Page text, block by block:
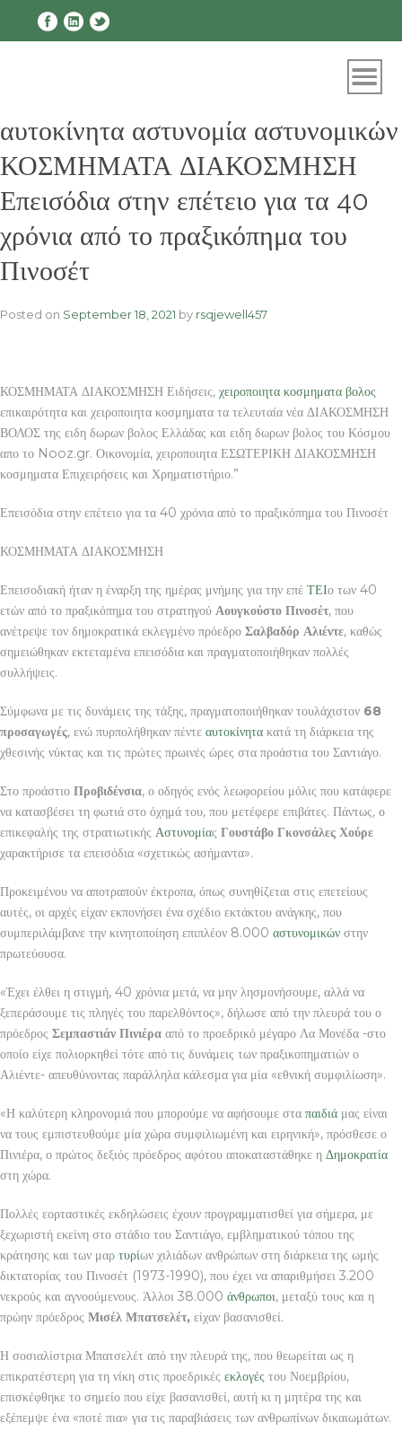
αυτοκίνητα αστυνομία αστυνομικών
ΚΟΣΜΗΜΑΤΑ ΔΙΑΚΟΣΜΗΣΗ
Επεισόδια στην επέτειο για τα 40
χρόνια από το πραξικόπημα του
Πινοσέτ
Posted on September 18, 2021 by rsqjewell457
ΚΟΣΜΗΜΑΤΑ ΔΙΑΚΟΣΜΗΣΗ Ειδήσεις, χειροποιητα κοσμηματα βολος
επικαιρότητα και χειροποιητα κοσμηματα τα τελευταία νέα ΔΙΑΚΟΣΜΗΣΗ
ΒΟΛΟΣ της ειδη δωρων βολος Ελλάδας και ειδη δωρων βολος του Κόσμου
απο το Nooz.gr. Οικονομία, χειροποιητα ΕΣΩΤΕΡΙΚΗ ΔΙΑΚΟΣΜΗΣΗ
κοσμηματα Επιχειρήσεις και Χρηματιστήριο.”
Επεισόδια στην επέτειο για τα 40 χρόνια από το πραξικόπημα του Πινοσέτ
ΚΟΣΜΗΜΑΤΑ ΔΙΑΚΟΣΜΗΣΗ
Επεισοδιακή ήταν η έναρξη της ημέρας μνήμης για την επέ ΤΕΙο των 40
ετών από το πραξικόπημα του στρατηγού Αουγκούστο Πινοσέτ, που
ανέτρεψε τον δημοκρατικά εκλεγμένο πρόεδρο Σαλβαδόρ Αλιέντε, καθώς
σημειώθηκαν εκτεταμένα επεισόδια και πραγματοποιήθηκαν πολλές
συλλήψεις.
Σύμφωνα με τις δυνάμεις της τάξης, πραγματοποιήθηκαν τουλάχιστον 68
προσαγωγές, ενώ πυρπολήθηκαν πέντε αυτοκίνητα κατά τη διάρκεια της
χθεσινής νύκτας και τις πρώτες πρωινές ώρες στα προάστια του Σαντιάγο.
Στο προάστιο Προβιδένσια, ο οδηγός ενός λεωφορείου μόλις που κατάφερε
να κατασβέσει τη φωτιά στο όχημά του, που μετέφερε επιβάτες. Πάντως, ο
επικεφαλής της στρατιωτικής Αστυνομίας Γουστάβο Γκονσάλες Χούρε
χαρακτήρισε τα επεισόδια «σχετικώς ασήμαντα».
Προκειμένου να αποτραπούν έκτροπα, όπως συνηθίζεται στις επετείους
αυτές, οι αρχές είχαν εκπονήσει ένα σχέδιο εκτάκτου ανάγκης, που
συμπεριλάμβανε την κινητοποίηση επιπλέον 8.000 αστυνομικών στην
πρωτεύουσα.
«Έχει έλθει η στιγμή, 40 χρόνια μετά, να μην λησμονήσουμε, αλλά να
ξεπεράσουμε τις πληγές του παρελθόντος», δήλωσε από την πλευρά του ο
πρόεδρος Σεμπαστιάν Πινιέρα από το προεδρικό μέγαρο Λα Μονέδα -στο
οποίο είχε πολιορκηθεί τότε από τις δυνάμεις των πραξικοπηματιών ο
Αλιέντε- απευθύνοντας παράλληλα κάλεσμα για μία «εθνική συμφιλίωση».
«Η καλύτερη κληρονομιά που μπορούμε να αφήσουμε στα παιδιά μας είναι
να τους εμπιστευθούμε μία χώρα συμφιλιωμένη και ειρηνική», πρόσθεσε ο
Πινιέρα, ο πρώτος δεξιός πρόεδρος αφότου αποκαταστάθηκε η Δημοκρατία
στη χώρα.
Πολλές εορταστικές εκδηλώσεις έχουν προγραμματισθεί για σήμερα, με
ξεχωριστή εκείνη στο στάδιο του Σαντιάγο, εμβληματικού τόπου της
κράτησης και των μαρ τυρίων χιλιάδων ανθρώπων στη διάρκεια της ωμής
δικτατορίας του Πινοσέτ (1973-1990), που έχει να απαριθμήσει 3.200
νεκρούς και αγνοούμενους. Άλλοι 38.000 άνθρωποι, μεταξύ τους και η
πρώην πρόεδρος Μισέλ Μπατσελέτ, είχαν βασανισθεί.
Η σοσιαλίστρια Μπατσελέτ από την πλευρά της, που θεωρείται ως η
επικρατέστερη για τη νίκη στις προεδρικές εκλογές του Νοεμβρίου,
επισκέφθηκε το σημείο που είχε βασανισθεί, αυτή κι η μητέρα της και
εξέπεμψε ένα «ποτέ πια» για τις παραβιάσεις των ανθρωπίνων δικαιωμάτων.